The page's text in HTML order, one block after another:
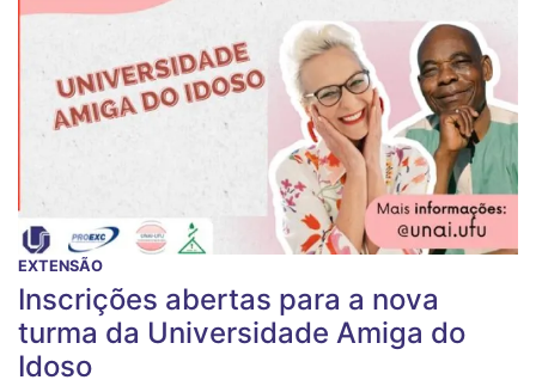
EXTENSÃO
Inscrições abertas para a nova
turma da Universidade Amiga do
Idoso